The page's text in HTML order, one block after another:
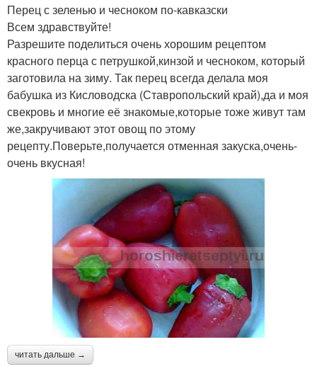
Перец с зеленью и чесноком по-кавказски
Всем здравствуйте!
Разрешите поделиться очень хорошим рецептом
красного перца с петрушкой,кинзой и чесноком, который
заготовила на зиму. Так перец всегда делала моя
бабушка из Кисловодска (Ставропольский край),да и моя
свекровь и многие её знакомые,которые тоже живут там
же,закручивают этот овощ по этому
рецепту.Поверьте,получается отменная закуска,очень-
очень вкусная!
читать дальше →